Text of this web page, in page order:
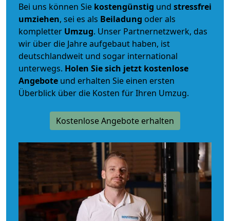
Bei uns können Sie kostengünstig und stressfrei
umziehen, sei es als Beiladung oder als
kompletter Umzug. Unser Partnernetzwerk, das
wir über die Jahre aufgebaut haben, ist
deutschlandweit und sogar international
unterwegs. Holen Sie sich jetzt kostenlose
Angebote und erhalten Sie einen ersten
Überblick über die Kosten für Ihren Umzug.
Kostenlose Angebote erhalten